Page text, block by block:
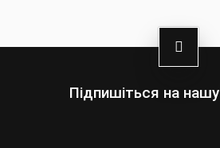
Підпишіться на